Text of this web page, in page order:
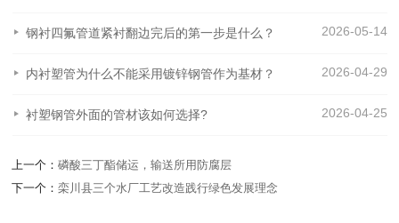
2026-05-14
钢衬四氟管道紧衬翻边完后的第一步是什么？
2026-04-29
内衬塑管为什么不能采用镀锌钢管作为基材？
2026-04-25
衬塑钢管外面的管材该如何选择?
上一个：磷酸三丁酯储运，输送所用防腐层
下一个：栾川县三个水厂工艺改造践行绿色发展理念